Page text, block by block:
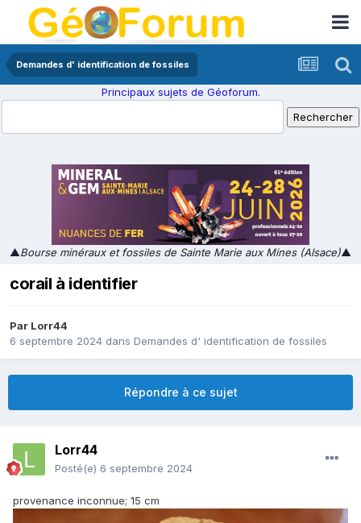
Demandes d' identification de fossiles
Principaux sujets de Géoforum.
▲Bourse minéraux et fossiles de Sainte Marie aux Mines (Alsace)▲
corail à identifier
Par Lorr44
6 septembre 2024 dans Demandes d' identification de fossiles
Répondre à ce sujet
Lorr44
Posté(e) 6 septembre 2024
provenance inconnue; 15 cm